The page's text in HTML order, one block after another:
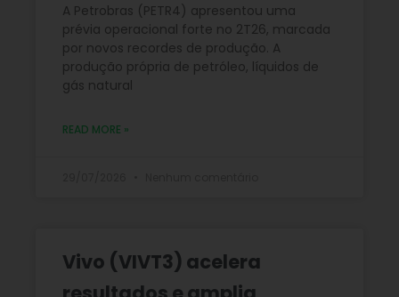
A Petrobras (PETR4) apresentou uma
prévia operacional forte no 2T26, marcada
por novos recordes de produção. A
produção própria de petróleo, líquidos de
gás natural
READ MORE »
Vivo (VIVT3) acelera